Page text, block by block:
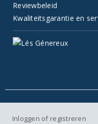
Reviewbeleid
Kwaliteitsgarantie en
Inloggen of registreren